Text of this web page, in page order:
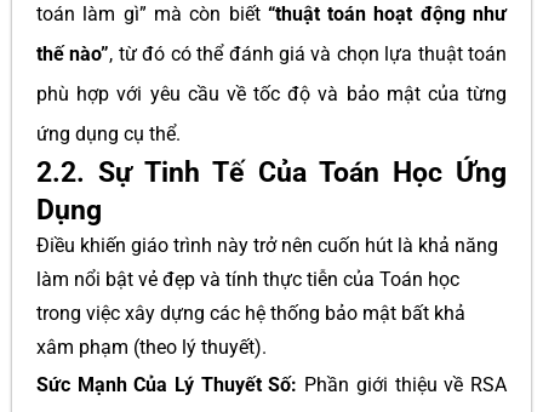
toán làm gì” mà còn biết “thuật toán hoạt động như
thế nào”, từ đó có thể đánh giá và chọn lựa thuật toán
phù hợp với yêu cầu về tốc độ và bảo mật của từng
ứng dụng cụ thể.
2.2. Sự Tinh Tế Của Toán Học Ứng
Dụng
Điều khiến giáo trình này trở nên cuốn hút là khả năng
làm nổi bật vẻ đẹp và tính thực tiễn của Toán học
trong việc xây dựng các hệ thống bảo mật bất khả
xâm phạm (theo lý thuyết).
Sức Mạnh Của Lý Thuyết Số: Phần giới thiệu về RSA